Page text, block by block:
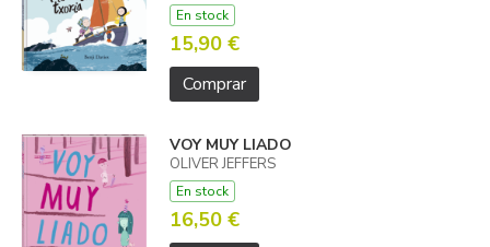
En stock
15,90 €
Comprar
VOY MUY LIADO
OLIVER JEFFERS
En stock
16,50 €